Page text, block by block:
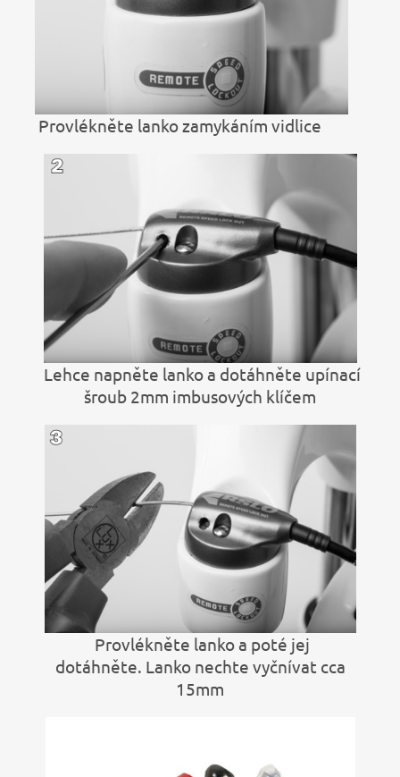
Provlékněte lanko zamykáním vidlice
Lehce napněte lanko a dotáhněte upínací
šroub 2mm imbusových klíčem
Provlékněte lanko a poté jej
dotáhněte. Lanko nechte vyčnívat cca
15mm